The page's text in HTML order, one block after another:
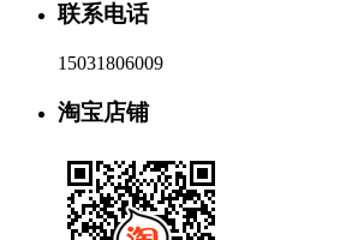
联系电话
15031806009
淘宝店铺